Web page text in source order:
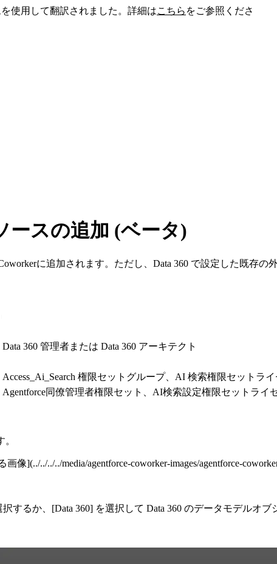
使用して翻訳されました。詳細はこちら をご参照くださ
ースの追加 (ベータ)
に追加されます。ただし、Data 360 で設定した既存
Data 360 管理者または Data 360 アーキテクト
Access_Ai_Search 権限セットグループ、AI 検索権限セットラ
Agentforce同僚管理者権限セット、AI検索設定権限セットライ
../../../media/agentforce-coworker-images/agentforce-
するか、[Data 360] を選択して Data 360 のデータモデルオブ